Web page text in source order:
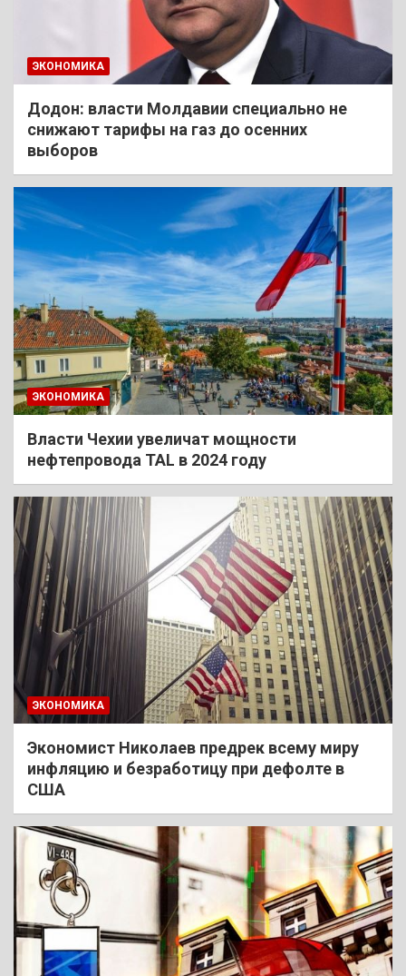
ЭКОНОМИКА
Додон: власти Молдавии специально не
снижают тарифы на газ до осенних
выборов
ЭКОНОМИКА
Власти Чехии увеличат мощности
нефтепровода TAL в 2024 году
ЭКОНОМИКА
Экономист Николаев предрек всему миру
инфляцию и безработицу при дефолте в
США